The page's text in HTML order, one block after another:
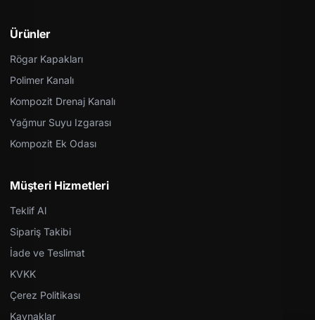
Ürünler
Rögar Kapakları
Polimer Kanalı
Kompozit Drenaj Kanalı
Yağmur Suyu Izgarası
Kompozit Ek Odası
Müşteri Hizmetleri
Teklif Al
Sipariş Takibi
İade ve Teslimat
KVKK
Çerez Politikası
Kaynaklar